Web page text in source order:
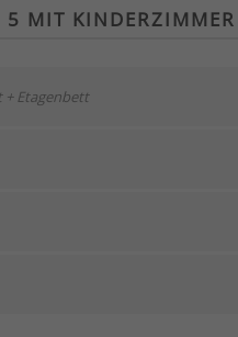
5 MIT KINDERZIMMER
+ Etagenbett